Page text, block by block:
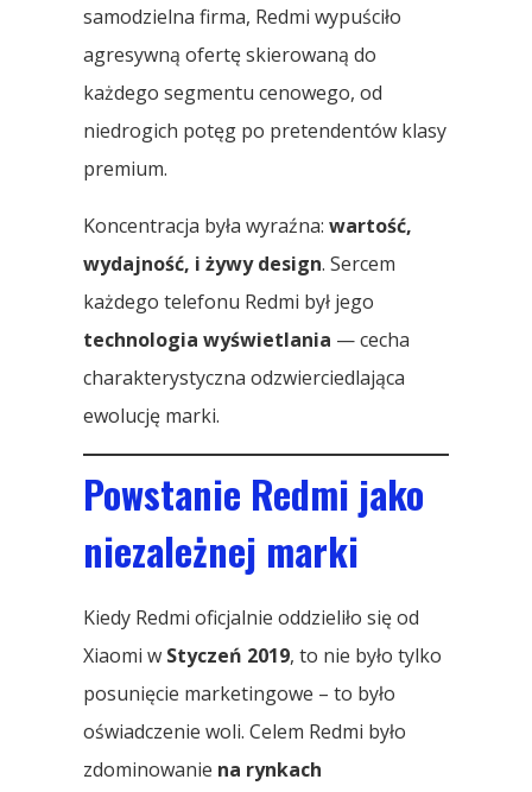
samodzielna firma, Redmi wypuściło
agresywną ofertę skierowaną do
każdego segmentu cenowego, od
niedrogich potęg po pretendentów klasy
premium.
Koncentracja była wyraźna: wartość,
wydajność, i żywy design. Sercem
każdego telefonu Redmi był jego
technologia wyświetlania — cecha
charakterystyczna odzwierciedlająca
ewolucję marki.
Powstanie Redmi jako
niezależnej marki
Kiedy Redmi oficjalnie oddzieliło się od
Xiaomi w Styczeń 2019, to nie było tylko
posunięcie marketingowe – to było
oświadczenie woli. Celem Redmi było
zdominowanie na rynkach